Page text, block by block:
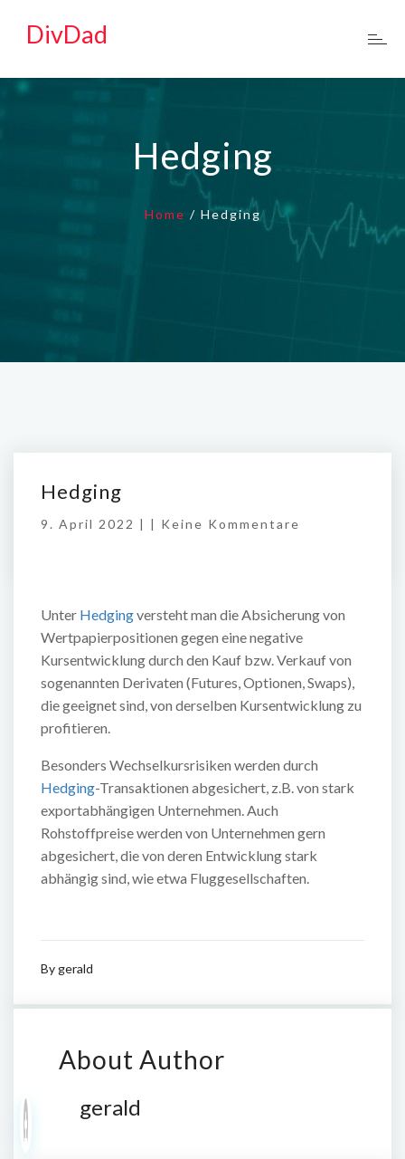
DivDad
Hedging
Home / Hedging
Hedging
9. April 2022 | | Keine Kommentare
Unter Hedgingversteht man die Absicherung von
Wertpapierpositionen gegen eine negative
Kursentwicklung durch den Kauf bzw. Verkauf von
sogenannten Derivaten (Futures, Optionen, Swaps),
die geeignet sind, von derselben Kursentwicklung zu
profitieren.
Besonders Wechselkursrisiken werden durch
Hedging-Transaktionen abgesichert, z.B. von stark
exportabhängigen Unternehmen. Auch
Rohstoffpreise werden von Unternehmen gern
abgesichert, die von deren Entwicklung stark
abhängig sind, wie etwa Fluggesellschaften.
Bygerald
About Author
gerald